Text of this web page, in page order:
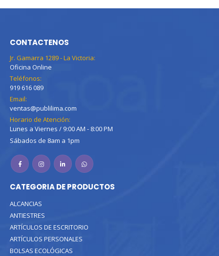
CONTACTENOS
Jr. Gamarra 1289 - La Victoria:
Oficina Online
Teléfonos:
919 616 089
Email:
ventas@publilima.com
Horario de Atención:
Lunes a Viernes / 9:00 AM - 8:00 PM
Sábados de 8am a 1pm
CATEGORIA DE PRODUCTOS
ALCANCIAS
ANTIESTRES
ARTÍCULOS DE ESCRITORIO
ARTÍCULOS PERSONALES
BOLSAS ECOLÓGICAS